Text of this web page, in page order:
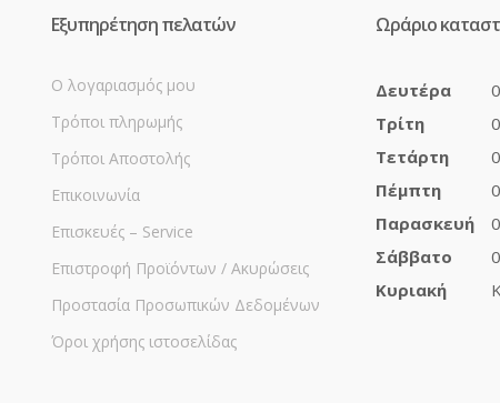
Εξυπηρέτηση πελατών
Ο λογαριασμός μου
Τρόποι πληρωμής
Τρόποι Αποστολής
Επικοινωνία
Επισκευές – Service
Επιστροφή Προϊόντων / Ακυρώσεις
Προστασία Προσωπικών Δεδομένων
Όροι χρήσης ιστοσελίδας
Ωράριο
Δευτέρα
Τρίτη
Τετάρτη
Πέμπτη
Παρασκευή
Σάββατο
Κυριακή